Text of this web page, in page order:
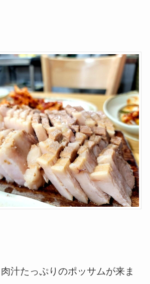
汁たっぷりのポッサムが来ま